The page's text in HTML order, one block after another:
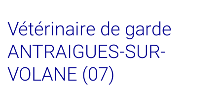
Vétérinaire de garde
ANTRAIGUES-SUR-
VOLANE (07)